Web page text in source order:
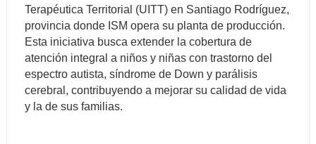
Terapéutica Territorial (UITT) en Santiago Rodríguez,
provincia donde ISM opera su planta de producción.
Esta iniciativa busca extender la cobertura de
atención integral a niños y niñas con trastorno del
espectro autista, síndrome de Down y parálisis
cerebral, contribuyendo a mejorar su calidad de vida
y la de sus familias.